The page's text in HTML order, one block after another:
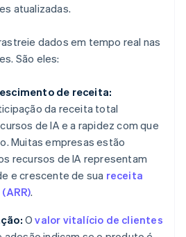
atualizadas.
dados em tempo real nas
São eles:
de receita:
da receita total
de IA e a rapidez com que
Muitas empresas estão
recursos de IA representam
e crescente de sua receita
.
Ovalor vitalício de clientes